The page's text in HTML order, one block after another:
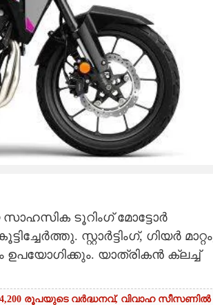
ടൂറിംഗ് മോട്ടോർ
സ്റ്റാർട്ടിംഗ്, ഗിയർ
യാത്രികൻ ക്ലച്ച്
രൂപയുടെ വർദ്ധനവ്, വിവാഹ സീസണിൽ